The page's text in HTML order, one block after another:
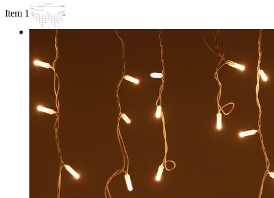
Item 1 of 6